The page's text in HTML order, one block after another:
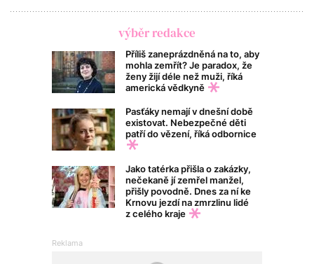
výběr redakce
Příliš zaneprázdněná na to, aby
mohla zemřít? Je paradox, že
ženy žijí déle než muži, říká
americká vědkyně
Pasťáky nemají v dnešní době
existovat. Nebezpečné děti
patří do vězení, říká odbornice
Jako tatérka přišla o zakázky,
nečekaně jí zemřel manžel,
přišly povodně. Dnes za ní ke
Krnovu jezdí na zmrzlinu lidé
z celého kraje